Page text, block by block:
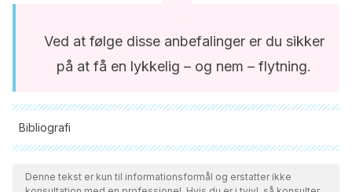
Ved at følge disse anbefalinger er du sikker
på at få en lykkelig – og nem – flytning.
Bibliografi
Alle citerede kilder blev grundigt gennemgået af vores team
for at sikre deres kvalitet, pålidelighed, aktualitet og validitet.
Denne tekst er kun til informationsformål og erstatter ikke